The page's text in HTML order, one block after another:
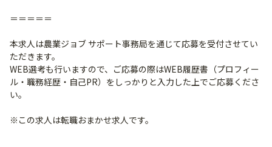
＝＝＝＝＝
本求人は農業ジョブ サポート事務局を通じて応募を受付させてい
ただきます。
WEB選考も行いますので、ご応募の際はWEB履歴書（プロフィー
ル・職務経歴・自己PR）をしっかりと入力した上でご応募くださ
い。
※この求人は転職おまかせ求人です。